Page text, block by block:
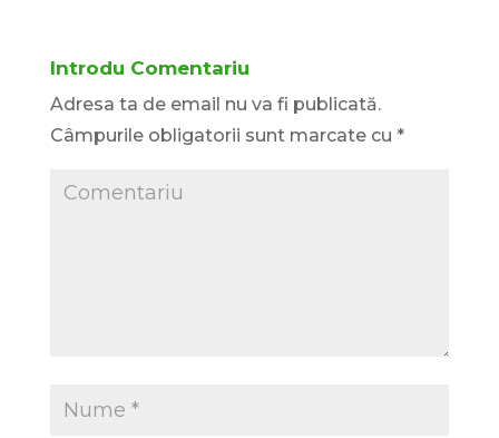
Introdu Comentariu
Adresa ta de email nu va fi publicată.
Câmpurile obligatorii sunt marcate cu *